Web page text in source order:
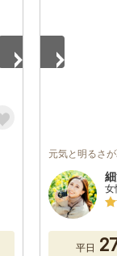
元気と明るさ
女
平日